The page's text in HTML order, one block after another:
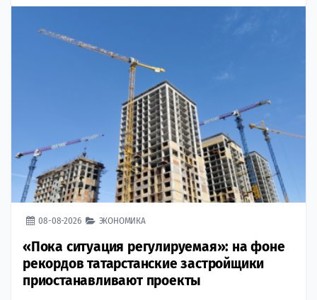
08-08-2026 ЭКОНОМИКА
«Пока ситуация регулируемая»: на фоне
рекордов татарстанские застройщики
приостанавливают проекты